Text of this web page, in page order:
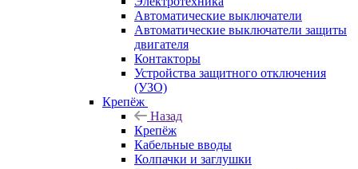
Автоматические выключатели
Автоматические выключатели защиты
двигателя
Контакторы
Устройства защитного отключения
(УЗО)
Крепёж
Назад
Крепёж
Кабельные вводы
Колпачки и заглушки